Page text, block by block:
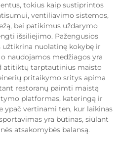
tokius kaip sustiprintos
ventiliavimo sistemos,
bei patikimus uždarymo
išsiliejimo. Pažengusios
nuolatinę kokybę ir
naudojamos medžiagos yra
atitiktų tarptautinius maisto
pritaikymo sritys apima
restoranų paimti maistą
platformas, kateringą ir
ypač vertinami ten, kur laikinas
yra būtinas, siūlant
atsakomybės balansą.